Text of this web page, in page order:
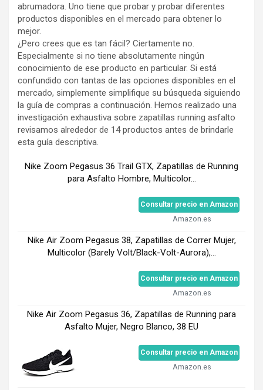
abrumadora. Uno tiene que probar y probar diferentes
productos disponibles en el mercado para obtener lo
mejor.
¿Pero crees que es tan fácil? Ciertamente no.
Especialmente si no tiene absolutamente ningún
conocimiento de ese producto en particular. Si está
confundido con tantas de las opciones disponibles en el
mercado, simplemente simplifique su búsqueda siguiendo
la guía de compras a continuación. Hemos realizado una
investigación exhaustiva sobre zapatillas running asfalto
revisamos alrededor de 14 productos antes de brindarle
esta guía descriptiva.
Nike Zoom Pegasus 36 Trail GTX, Zapatillas de Running
para Asfalto Hombre, Multicolor...
Consultar precio en Amazon
Amazon.es
Nike Air Zoom Pegasus 38, Zapatillas de Correr Mujer,
Multicolor (Barely Volt/Black-Volt-Aurora),...
Consultar precio en Amazon
Amazon.es
Nike Air Zoom Pegasus 36, Zapatillas de Running para
Asfalto Mujer, Negro Blanco, 38 EU
Consultar precio en Amazon
Amazon.es